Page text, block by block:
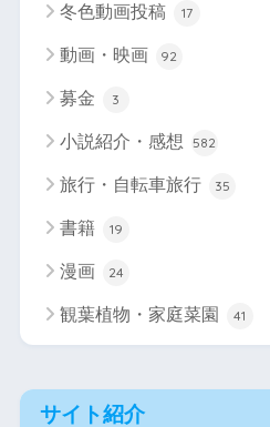
冬色動画投稿 17
動画・映画 92
募金 3
小説紹介・感想 582
旅行・自転車旅行 35
書籍 19
漫画 24
観葉植物・家庭菜園 41
サイト紹介